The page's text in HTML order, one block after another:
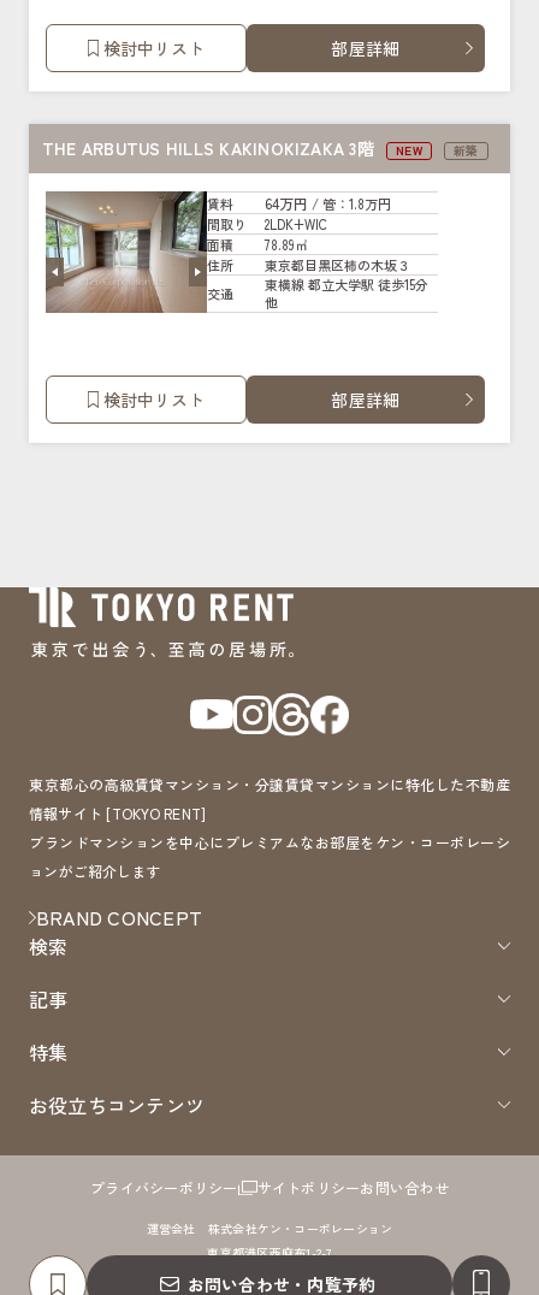
検討中リスト 部屋詳細
THE ARBUTUS HILLS KAKINOKIZAKA 3階 NEW 新築
賃料 64万円 / 管：1.8万円
間取り
2LDK+WIC
面積
78.89㎡
住所
東京都目黒区柿の木坂３
交通
東横線 都立大学駅 徒歩15分
他
検討中リスト 部屋詳細
お問い合わせ・内覧予約
東京都心の高級賃貸マンション・分譲賃貸マンションに特化した不動産
情報サイト [TOKYO RENT]
ブランドマンションを中心にプレミアムなお部屋をケン・コーポレーシ
ョンがご紹介します
BRAND CONCEPT
検索
記事
特集
お役立ちコンテンツ
プライバシーポリシー サイトポリシーお問い合わせ
運営会社 株式会社ケン・コーポレーション
東京都港区西麻布1-2-7
免許番号：国土交通大臣（8）第4372号 取引形態：仲介